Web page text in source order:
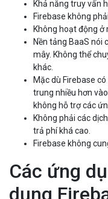
Firebase không
Không hoạt động ở
Nền tảng BaaS nói
mây. Không thể
khác.
Mặc dù Firebase
trung nhiều hơn
không hỗ trợ các
Không phải các
trả phí khá cao.
Firebase không
Các ứng
dụng